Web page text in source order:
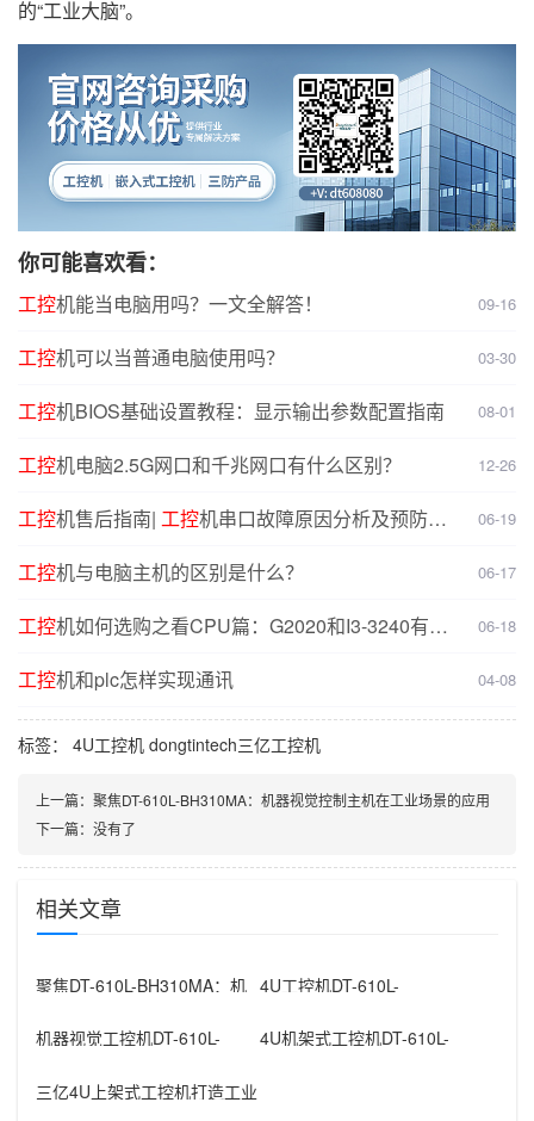
的“工业大脑”。
你可能喜欢看：
工控机能当电脑用吗？一文全解答！ 09-16
工控机可以当普通电脑使用吗？ 03-30
工控机BIOS基础设置教程：显示输出参数配置指南 08-01
工控机电脑2.5G网口和千兆网口有什么区别？ 12-26
工控机售后指南| 工控机串口故障原因分析及预防解
06-19
工控机与电脑主机的区别是什么？ 06-17
工控机如何选购之看CPU篇：G2020和I3-3240有什
06-18
工控机和plc怎样实现通讯 04-08
标签： 4U工控机 dongtintech三亿工控机
上一篇： 聚焦DT-610L-BH310MA：机器视觉控制主机在工业场景的应用
下一篇： 没有了
相关文章
聚焦DT-610L-BH310MA：机 4U工控机DT-610L-
理想
机器视觉工控机DT-610L-
4U机架式工控机DT-610L-
三亿4U上架式工控机打造工业